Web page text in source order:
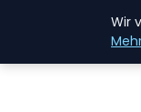
28.
Wir